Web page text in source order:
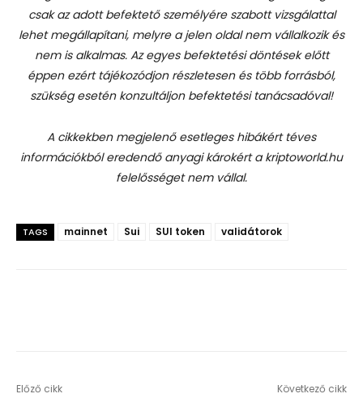
csak az adott befektető személyére szabott vizsgálattal
lehet megállapítani, melyre a jelen oldal nem vállalkozik és
nem is alkalmas. Az egyes befektetési döntések előtt
éppen ezért tájékozódjon részletesen és több forrásból,
szükség esetén konzultáljon befektetési tanácsadóval!
A cikkekben megjelenő esetleges hibákért téves
információkból eredendő anyagi károkért a kriptoworld.hu
felelősséget nem vállal.
TAGS mainnet Sui SUI token validátorok
Előző cikk Következő cikk